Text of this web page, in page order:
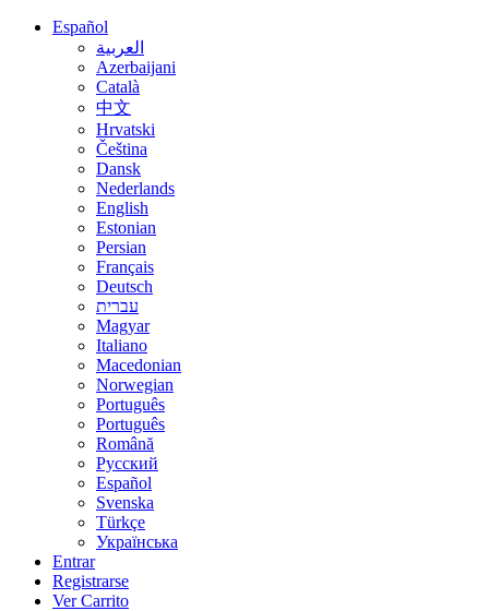
Español
العربية
Azerbaijani
Català
中文
Hrvatski
Čeština
Dansk
Nederlands
English
Estonian
Persian
Français
Deutsch
עברית
Magyar
Italiano
Macedonian
Norwegian
Português
Português
Română
Русский
Español
Svenska
Türkçe
Українська
Entrar
Registrarse
Ver Carrito